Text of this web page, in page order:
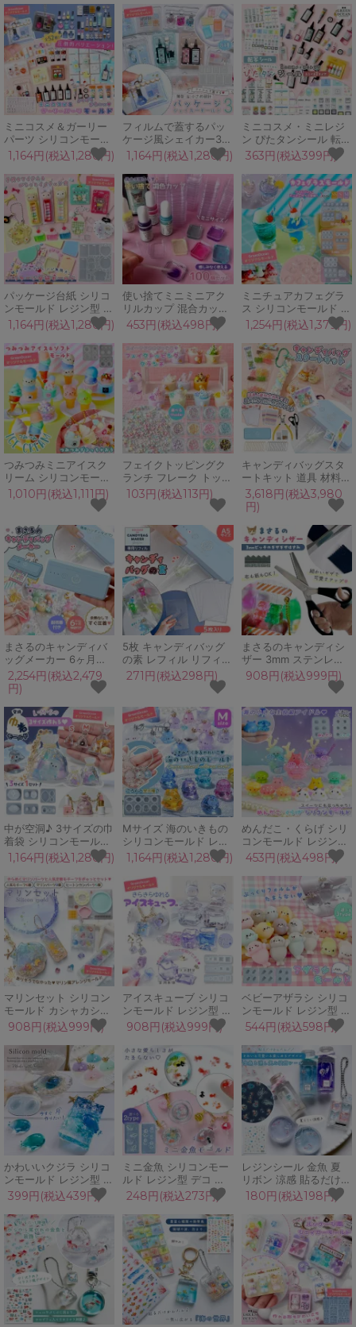
ーク シリコンリング
UVレジン 手芸 クラフ
ト
印 傘マーク シリコンリ
ング UVレジン
クラフト GreenOcean
オリジナル♪
ミニコスメ＆ガーリー
パーツ シリコンモール
ド レジン型 セット パ
ッケージモールドに入
る デコパーツ ミニチュ
ア UVレジン
GreenOceanオリジナ
ル♪
1,164円(税込1,280円)
フィルムで蓋するパッ
ケージ風シェイカー3
シリコンモールド 薄め
小さめ カシャカシャ ブ
リスターパック ミニコ
スメモールド UVレジ
ン GreenOceanオリジ
ナル♪
1,164円(税込1,280円)
ミニコスメ・ミニレジ
ン ぴたタンシール 転写
シール レジンシール コ
スメ デパコス レジン液
着色剤 装飾シール 透明
こするだけ
GreenOceanオリジナ
ル♪
363円(税込399円)
パッケージ台紙 シリコ
ンモールド レジン型 ブ
リスターパッケージ キ
ーホルダー デコパーツ
ミニチュア スイーツ
UVレジン
GreenOceanオリジナ
ル♪
1,164円(税込1,280円)
使い捨てミニミニアク
リルカップ 混合カップ
100個 基本 パレット 着
色 便利アイテム 便利グ
ッズ 調色カップ 2液性
レジン エポキシ レジン
液 シリコンモールド 道
具 手芸
453円(税込498円)
ミニチュアカフェグラ
ス シリコンモールド レ
ジン型 セット スイーツ
立体 3d UVレジン LED
手芸 クラフト
GreenOceanオリジナ
ル♪
1,254円(税込1,379円)
つみつみミニアイスク
リーム シリコンモール
ド レジン型 セット ソ
フトクリーム カップ コ
ーン ミニチュアスイー
ツ UVレジン
GreenOceanオリジナ
ル♪
1,010円(税込1,111円)
フェイクトッピングク
ランチ フレーク トッピ
ング 砂糖 シュガー チ
ョコ デコ レジン封入
カラフル パステル カラ
ースプレー スイーツ ホ
イップ UVレジン
103円(税込113円)
キャンディバッグスタ
ートキット 道具 材料
スタートセット 初心者
作り方 キーホルダー チ
ャーム 親子で 子供 女
の子 高学年 プレゼント
GreenOcean
3,618円(税込3,980
円)
まさるのキャンディバ
ッグメーカー 6ヶ月保
証 予熱不要 コンパクト
かわいい クラフト用 ヒ
ートシーラー ハンディ
ーシーラー 熱 圧着 ビ
ニール 袋 説明書付 手
芸 工作
2,254円(税込2,479
円)
5枚 キャンディバッグ
の素 レフィル リフィル
キャンディバックメー
カー専用 A5 ビニール
転写 クリア 透明 替え
レジン 手芸 DIY クラフ
ト
271円(税込298円)
まさるのキャンディシ
ザー 3mm ステンレス
製 ピンキングハサミ ギ
ザギザ はさみ 鋏 山型
細かい 手芸用 生地 布
リボン ラッピング 端処
理 クラフト 工作
908円(税込999円)
中が空洞♪ 3サイズの巾
着袋 シリコンモールド
レジン型 セット ミニチ
ュア きんちゃく ポーチ
和風 立体 3d UVレジン
GreenOceanオリジナ
ル♪
1,164円(税込1,280円)
Mサイズ 海のいきもの
シリコンモールド レジ
ン型 めんだこ クラゲ
タコ イルカ アザラシ
ウミウシ カニ イカ 立
体 UVレジン
GreenOceanオリジナ
ル♪
1,164円(税込1,280円)
めんだこ・くらげ シリ
コンモールド レジン型
海 マリン 海月 クラゲ
メンダコ きのこ ハロウ
ィン 立体 3d UVレジン
スクイーズレジン クラ
453円(税込498円)
マリンセット シリコン
モールド カシャカシャ
シャカシャカ レジン型
シェル ボックス ネーム
プレート コースター カ
ンパーツ UVレジン
GreenOceanオリジナ
ル♪
908円(税込999円)
アイスキューブ シリコ
ンモールド レジン型 セ
ット リアル 氷 こおり
夏 空洞 立方体 四角形
立体 3d UVレジン クラ
フト GreenOceanオリ
ジナル♪
908円(税込999円)
ベビーアザラシ シリコ
ンモールド レジン型 ぷ
っくり 子供 赤ちゃん
あざらし ゴマフアザラ
シ 海 アニマル 動物 キ
ーホルダー 立体 3d UV
レジン
544円(税込598円)
かわいいクジラ シリコ
ンモールド レジン型 く
じら 鯨 魚 海 マリン 夏
イルカ 海洋生物 チャー
ム ペア キーホルダー
オブジェ 立体 3d UVレ
ジン LED クラフト
399円(税込439円)
ミニ金魚 シリコンモー
ルド レジン型 デコ 封
入 パーツ 鯉 魚 和金 出
目金 琉金 らんちゅう
金魚すくい 和風 小さい
リアル 夏 お祭り UVレ
ジン
248円(税込273円)
レジンシール 金魚 夏
リボン 涼感 貼るだけ
簡単 涼し気 夏らしい
初心者 水面 封入パーツ
ネイルシール 透明 デコ
パーツ UVレジン クラ
フト
180円(税込198円)